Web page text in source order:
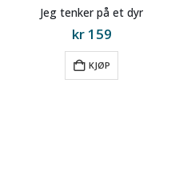
Jeg tenker på et dyr
kr159
KJØP